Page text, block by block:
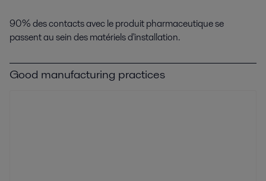
90% des contacts avec le produit pharmaceutique se
passent au sein des matériels d'installation.
Good manufacturing practices